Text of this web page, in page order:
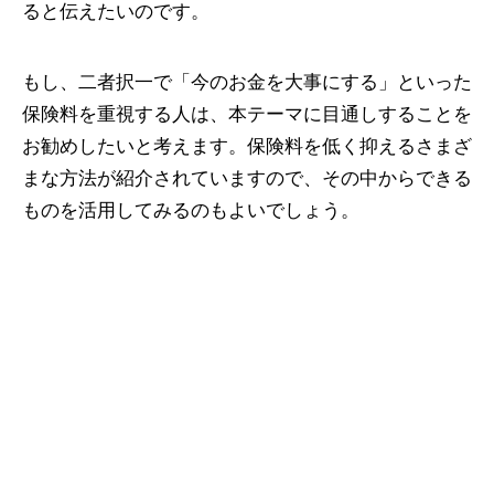
ると伝えたいのです。
もし、二者択一で「今のお金を大事にする」といった
保険料を重視する人は、本テーマに目通しすることを
お勧めしたいと考えます。保険料を低く抑えるさまざ
まな方法が紹介されていますので、その中からできる
ものを活用してみるのもよいでしょう。